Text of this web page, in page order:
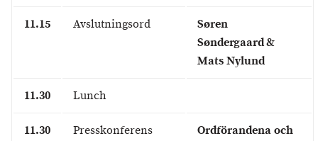
11.15 Avslutningsord
Søren
Søndergaard &
Mats Nylund
11.30 Lunch
11.30 Presskonferens
Ordförandena och